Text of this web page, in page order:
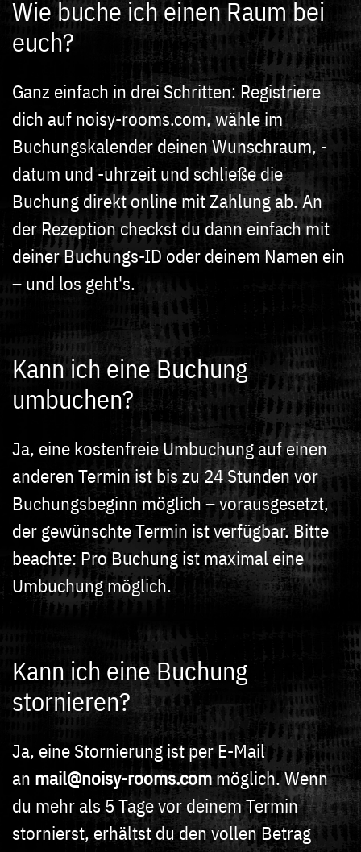
Wie buche ich einen Raum bei
euch?
Ganz einfach in drei Schritten: Registriere
dich auf noisy-rooms.com, wähle im
Buchungskalender deinen Wunschraum, -
datum und -uhrzeit und schließe die
Buchung direkt online mit Zahlung ab. An
der Rezeption checkst du dann einfach mit
deiner Buchungs-ID oder deinem Namen ein
– und los geht's.
Kann ich eine Buchung
umbuchen?
Ja, eine kostenfreie Umbuchung auf einen
anderen Termin ist bis zu 24 Stunden vor
Buchungsbeginn möglich – vorausgesetzt,
der gewünschte Termin ist verfügbar. Bitte
beachte: Pro Buchung ist maximal eine
Umbuchung möglich.
Kann ich eine Buchung
stornieren?
Ja, eine Stornierung ist per E-Mail
an mail@noisy-rooms.com möglich. Wenn
du mehr als 5 Tage vor deinem Termin
stornierst, erhältst du den vollen Betrag